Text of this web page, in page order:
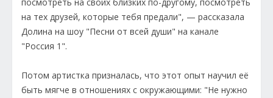
на тех друзей, которые тебя предали", — рассказала
Долина на шоу "Песни от всей души" на канале
"Россия 1".
Потом артистка призналась, что этот опыт научил её
быть мягче в отношениях с окружающими: "Не нужно